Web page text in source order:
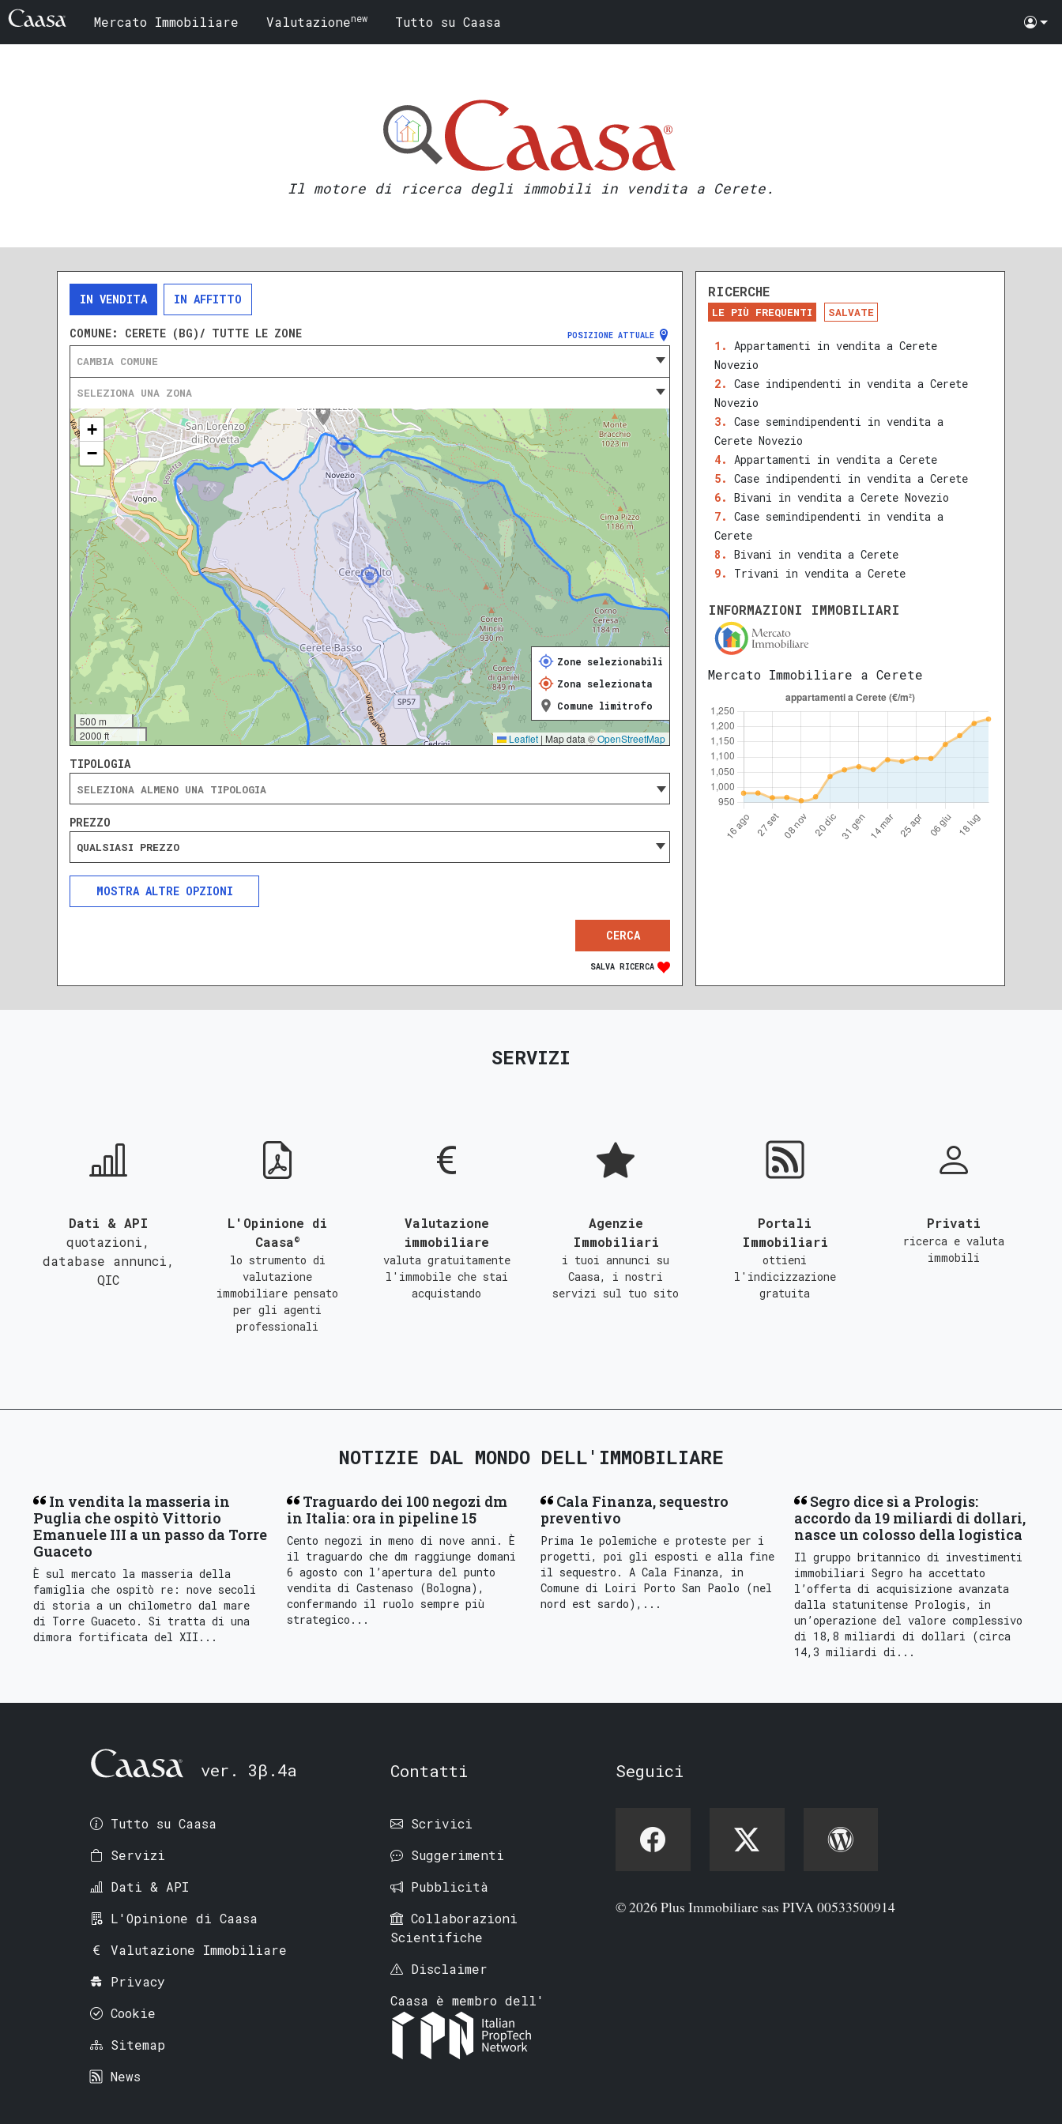
Mercato Immobiliare Valutazionenew Tutto su Caasa
Il motore di ricerca degli immobili in vendita a Cerete.
IN VENDITA IN AFFITTO
COMUNE: CERETE (BG)/ TUTTE LE ZONE POSIZIONE ATTUALE
CAMBIA COMUNE
SELEZIONA UNA ZONA
+
−
500 m
2000 ft
Leaflet | Map data ©OpenStreetMap
Zone selezionabili
Zona selezionata
Comune limitrofo
TIPOLOGIA
PREZZO
QUALSIASI PREZZO
ALTRE OPZIONI
RISTRUTTURATO
SALVA RICERCA
RICERCHE
LE PIÙ FREQUENTI SALVATE
Appartamenti in vendita a Cerete
Novezio
Case indipendenti in vendita a Cerete
Novezio
Case semindipendenti in vendita a
Cerete Novezio
Appartamenti in vendita a Cerete
Case indipendenti in vendita a Cerete
Bivani in vendita a Cerete Novezio
Case semindipendenti in vendita a
Cerete
Bivani in vendita a Cerete
Trivani in vendita a Cerete
INFORMAZIONI IMMOBILIARI
Mercato Immobiliare a Cerete
SERVIZI
Dati & API
quotazioni,
database annunci,
QIC
L'Opinione di
Caasa©
lo strumento di
valutazione
immobiliare pensato
per gli agenti
professionali
Valutazione
immobiliare
valuta gratuitamente
l'immobile che stai
acquistando
Agenzie
Immobiliari
i tuoi annunci su
Caasa, i nostri
servizi sul tuo sito
Portali
Immobiliari
ottieni
l'indicizzazione
gratuita
Privati
ricerca e valuta
immobili
NOTIZIE DAL MONDO DELL'IMMOBILIARE
In vendita la masseria in
Puglia che ospitò Vittorio
Emanuele III a un passo da Torre
Guaceto
È sul mercato la masseria della
famiglia che ospitò re: nove secoli
di storia a un chilometro dal mare
di Torre Guaceto. Si tratta di una
dimora fortificata del XII...
Traguardo dei 100 negozi dm
in Italia: ora in pipeline 15
Cento negozi in meno di nove anni. È
il traguardo che dm raggiunge domani
6 agosto con l’apertura del punto
vendita di Castenaso (Bologna),
confermando il ruolo sempre più
strategico...
Cala Finanza, sequestro
preventivo
Prima le polemiche e proteste per i
progetti, poi gli esposti e alla fine
il sequestro. A Cala Finanza, in
Comune di Loiri Porto San Paolo (nel
nord est sardo),...
Segro dice sì a Prologis:
accordo da 19 miliardi di dollari,
nasce un colosso della logistica
Il gruppo britannico di investimenti
immobiliari Segro ha accettato
l’offerta di acquisizione avanzata
dalla statunitense Prologis, in
un’operazione del valore complessivo
di 18,8 miliardi di dollari (circa
14,3 miliardi di...
ver. 3β.4a
Tutto su Caasa
Servizi
Dati & API
L'Opinione di Caasa
Valutazione Immobiliare
Privacy
Cookie
Sitemap
News
Contatti
Scrivici
Suggerimenti
Pubblicità
Collaborazioni
Scientifiche
Disclaimer
Caasa è membro dell'
Seguici
© 2026 Plus Immobiliare sas PIVA 00533500914